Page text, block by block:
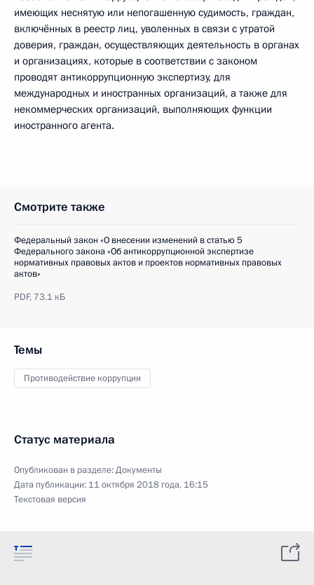
имеющих неснятую или непогашенную судимость, граждан,
включённых в реестр лиц, уволенных в связи с утратой
доверия, граждан, осуществляющих деятельность в органах
и организациях, которые в соответствии с законом
проводят антикоррупционную экспертизу, для
международных и иностранных организаций, а также для
некоммерческих организаций, выполняющих функции
иностранного агента.
Смотрите также
Федеральный закон «О внесении изменений в статью 5
Федерального закона «Об антикоррупционной экспертизе
нормативных правовых актов и проектов нормативных правовых
актов»
PDF, 73.1 кБ
Темы
Противодействие коррупции
Статус материала
Опубликован в разделе:Документы
Дата публикации: 11 октября 2018 года, 16:15
Текстовая версия